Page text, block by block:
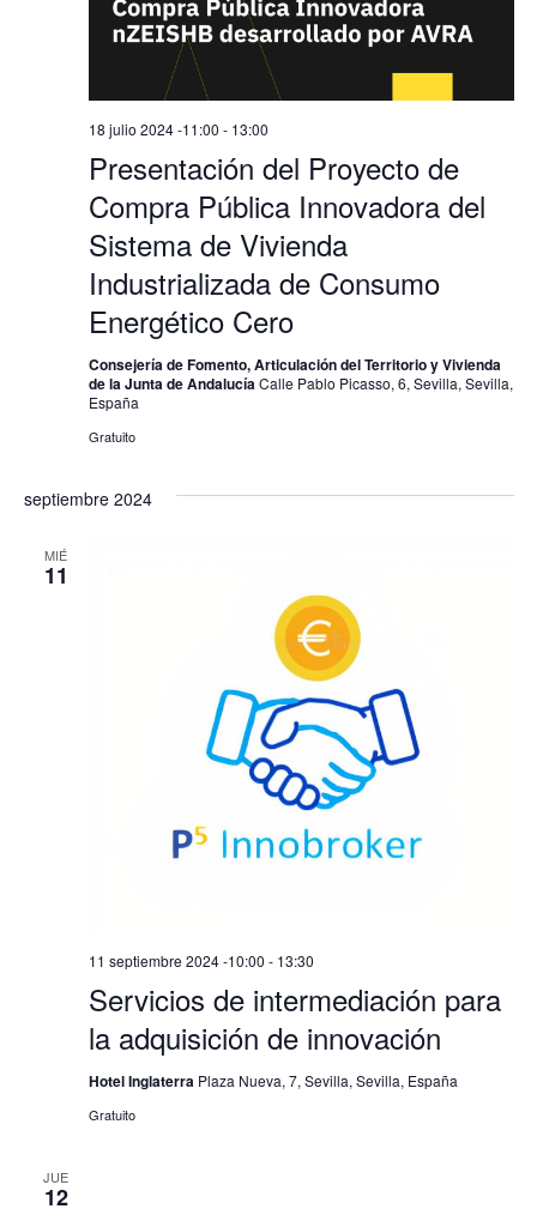
Presentación del Proyecto de
Compra Pública Innovadora del
Sistema de Vivienda
Industrializada de Consumo
Energético Cero
18 julio 2024 -11:00 - 13:00
Consejería de Fomento, Articulación del Territorio y Vivienda
de la Junta de AndalucíaCalle Pablo Picasso, 6, Sevilla, Sevilla,
España
Gratuito
septiembre 2024
MIÉ
11
Servicios de intermediación para
la adquisición de innovación
11 septiembre 2024 -10:00 - 13:30
Hotel Inglaterra Plaza Nueva, 7, Sevilla, Sevilla, España
Gratuito
JUE
12